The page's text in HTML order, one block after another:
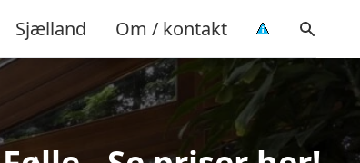
Sjælland Om / kontakt